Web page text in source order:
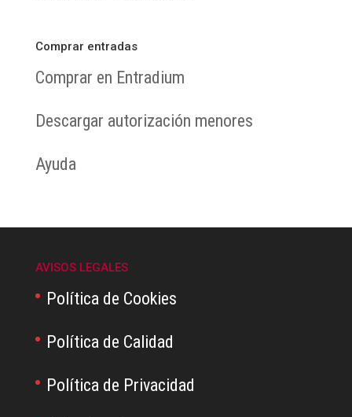
Comprar entradas
Comprar en Entradium
Descargar autorización menores
Ayuda
AVISOS LEGALES
Política de Cookies
Política de Calidad
Política de Privacidad